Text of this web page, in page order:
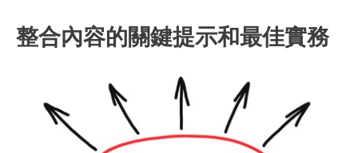
整合內容的關鍵提示和最佳實務